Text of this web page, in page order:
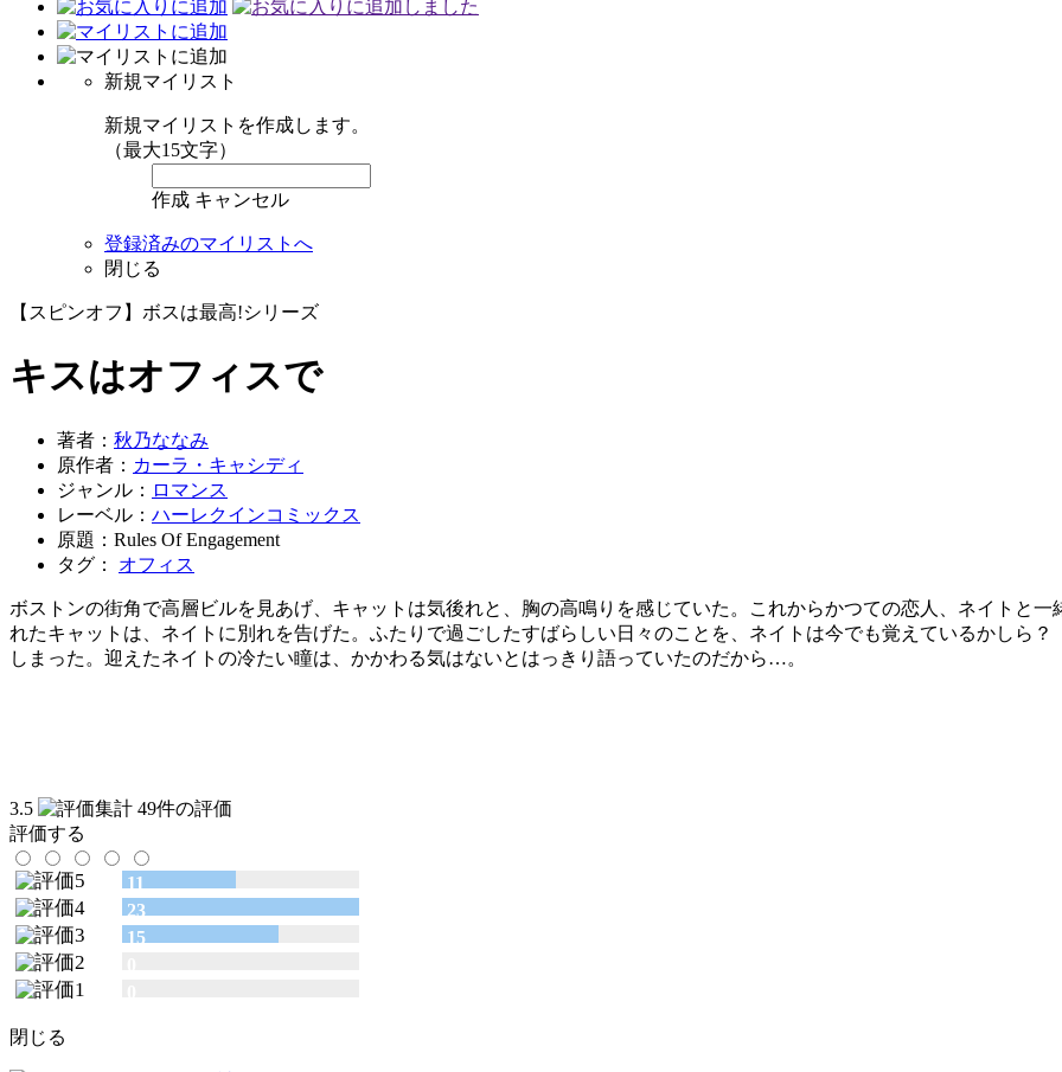
新規マイリスト
新規マイリストを作成します。
（最大15文字）
作成 キャンセル
登録済みのマイリストへ
閉じる
【スピンオフ】ボスは最高!シリーズ
キスはオフィスで
著者： 秋乃ななみ
原作者： カーラ・キャシディ
ジャンル： ロマンス
レーベル： ハーレクインコミックス
原題：Rules Of Engagement
タグ： オフィス
ボストンの街角で高層ビルを見あげ、キャットは気後れと、胸の高鳴りを感じていた。これからかつての恋人、ネイトと
れたキャットは、ネイトに別れを告げた。ふたりで過ごしたすばらしい日々のことを、ネイトは今でも覚えているかしら
しまった。迎えたネイトの冷たい瞳は、かかわる気はないとはっきり語っていたのだから…。
3.5
49件の評価
評価する
11
23
15
閉じる